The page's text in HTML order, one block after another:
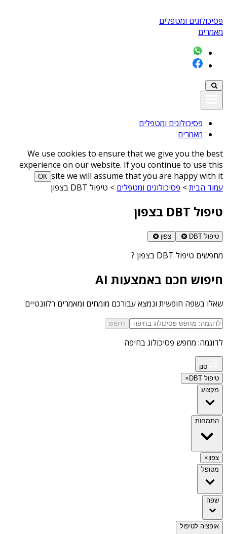
פסיכולוגים ומטפלים
מאמרים
פסיכולוגים ומטפלים
מאמרים
We use cookies to ensure that we give you the best
experience on our website. If you continue to use this
site we will assume that you are happy with it
ОК
עמוד הבית> פסיכולוגים ומטפלים > טיפול DBT בצפון
טיפול DBT בצפון
טיפול DBT צפון
מחפשים טיפול DBT בצפון ?
חיפוש חכם באמצעות AI
שאלו בשפה חופשית ונמצא עבורכם מומחים ומאמרים רלוונטיים
חיפוש
לדוגמה: מחפש פסיכולוג בחיפה
סנן
טיפול DBT
×
מקצוע
התמחות
צפון×
מטופל
שפה
אופציה לטיפול